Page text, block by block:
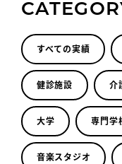
すべての実績
健診施設 介
大学 専門学
音楽スタジオ